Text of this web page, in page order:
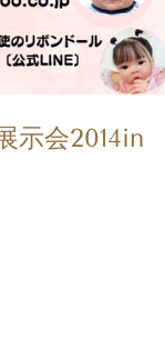
示会2014in